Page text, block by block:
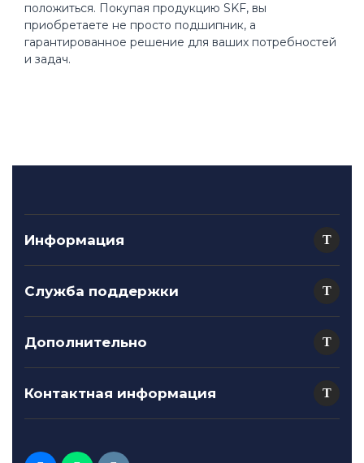
положиться. Покупая продукцию SKF, вы
приобретаете не просто подшипник, а
гарантированное решение для ваших потребностей
и задач.
Информация
Служба поддержки
Дополнительно
Контактная информация